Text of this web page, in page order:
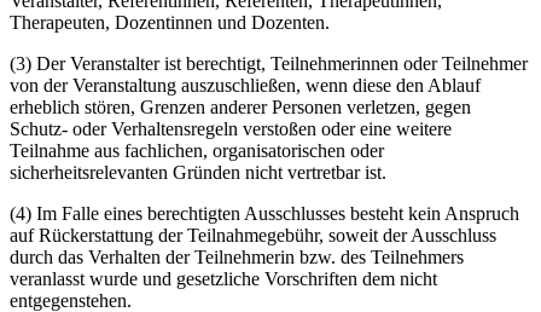
Therapeuten, Dozentinnen und Dozenten.
(3) Der Veranstalter ist berechtigt, Teilnehmerinnen oder Teilnehmer
von der Veranstaltung auszuschließen, wenn diese den Ablauf
erheblich stören, Grenzen anderer Personen verletzen, gegen
Schutz- oder Verhaltensregeln verstoßen oder eine weitere
Teilnahme aus fachlichen, organisatorischen oder
sicherheitsrelevanten Gründen nicht vertretbar ist.
(4) Im Falle eines berechtigten Ausschlusses besteht kein Anspruch
auf Rückerstattung der Teilnahmegebühr, soweit der Ausschluss
durch das Verhalten der Teilnehmerin bzw. des Teilnehmers
veranlasst wurde und gesetzliche Vorschriften dem nicht
entgegenstehen.